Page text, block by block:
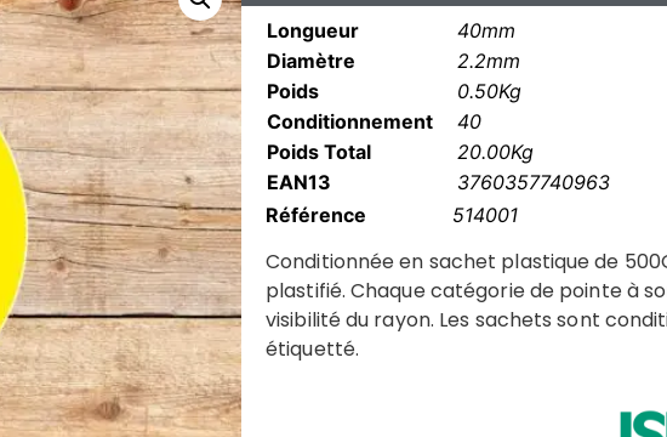
Longueur
40mm
Diamètre
2.2mm
Poids
0.50Kg
Conditionnement
40
Poids Total
20.00Kg
EAN13
3760357740963
Référence
514001
Conditionnée en sachet plastique de
plastifié. Chaque catégorie de pointe à
visibilité du rayon. Les sachets sont
étiquetté.